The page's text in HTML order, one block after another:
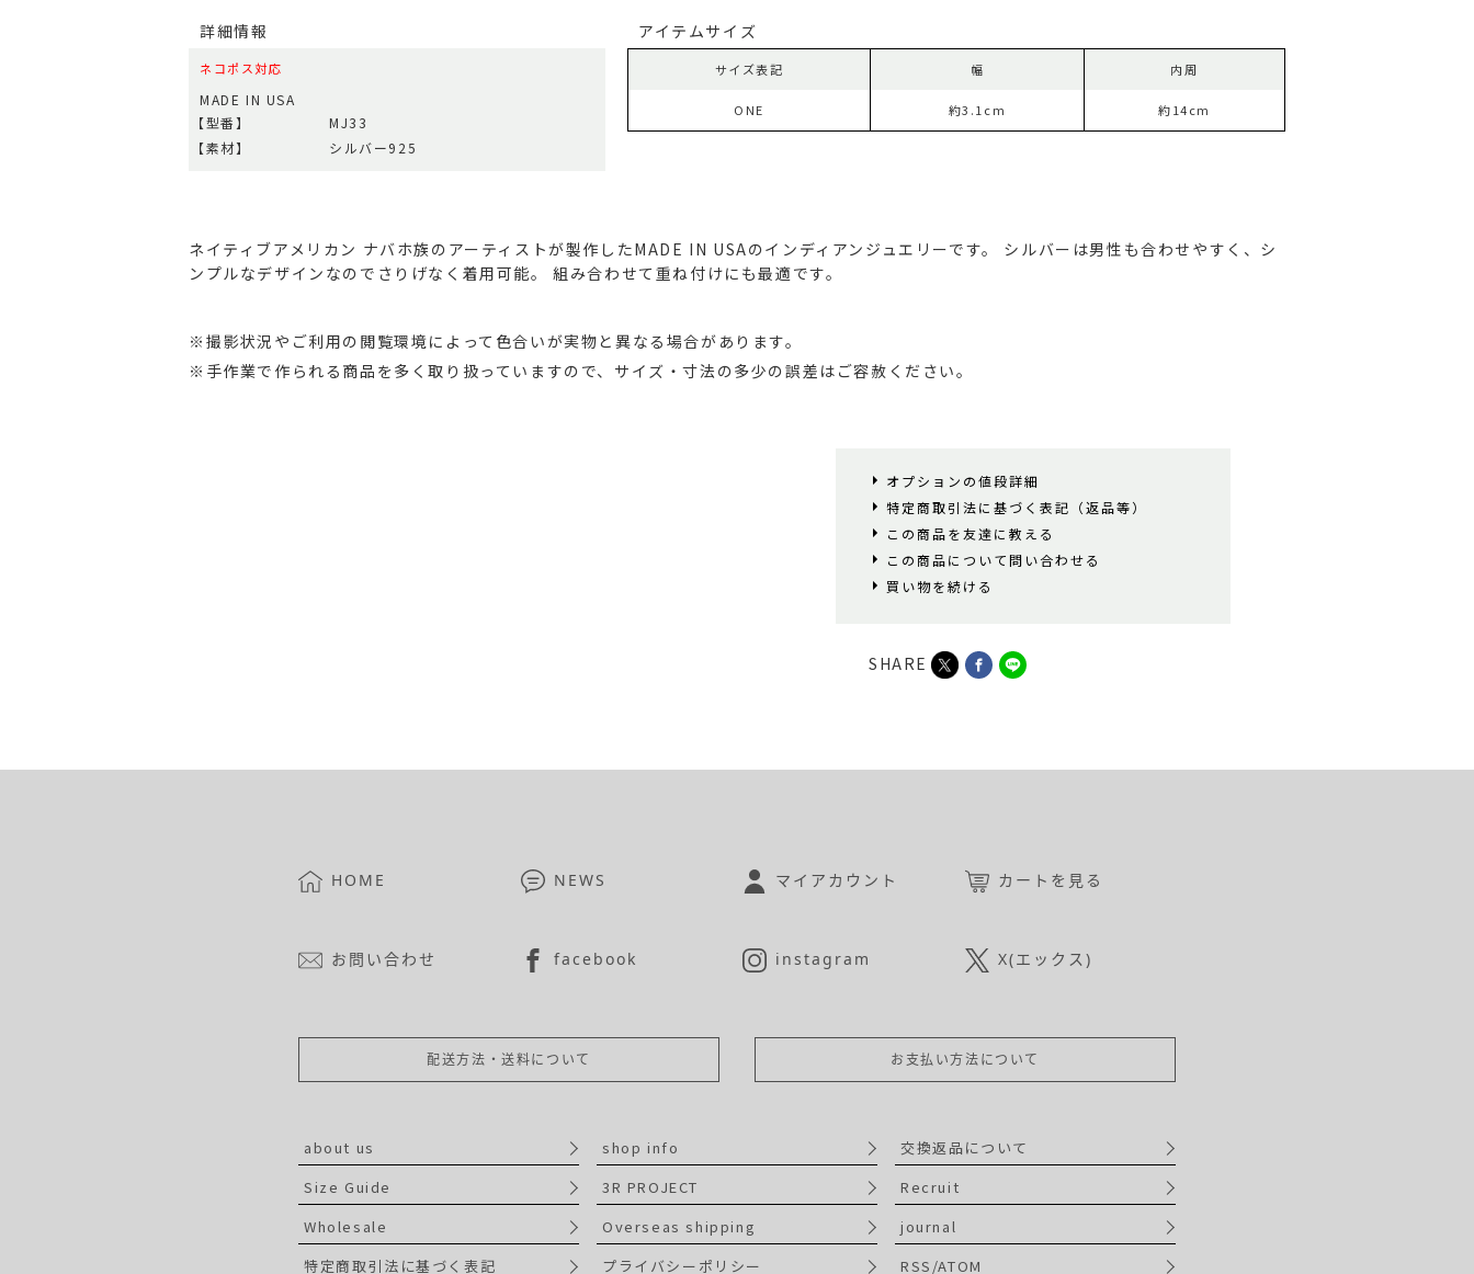
詳細情報
ネコポス対応
MADE IN USA
【型番】
MJ33
【素材】
シルバー925
アイテムサイズ
サイズ表記 幅 内周
ONE 約3.1cm 約14cm
ネイティブアメリカン ナバホ族のアーティストが製作したMADE IN USAのインディアンジュエリーです。
シルバーは男性も合わせやすく、シ
ンプルなデザインなのでさりげなく着用可能。
組み合わせて重ね付けにも最適です。
※撮影状況やご利用の閲覧環境によって色合いが実物と異なる場合があります。
※手作業で作られる商品を多く取り扱っていますので、サイズ・寸法の多少の誤差はご容赦ください。
オプションの値段詳細
特定商取引法に基づく表記（返品等）
この商品を友達に教える
この商品について問い合わせる
買い物を続ける
SHARE
HOME NEWS マイアカウント カートを見る
お問い合わせ facebook instagram X(エックス)
配送方法・送料について お支払い方法について
about us shop info
交換返品について
Size Guide
3R PROJECT
Recruit
Wholesale
Overseas shipping
journal
特定商取引法に基づく表記
プライバシーポリシー RSS/ATOM